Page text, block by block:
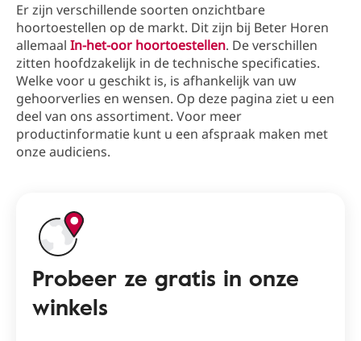
Er zijn verschillende soorten onzichtbare
hoortoestellen op de markt. Dit zijn bij Beter Horen
allemaal In-het-oor hoortoestellen. De verschillen
zitten hoofdzakelijk in de technische specificaties.
Welke voor u geschikt is, is afhankelijk van uw
gehoorverlies en wensen. Op deze pagina ziet u een
deel van ons assortiment. Voor meer
productinformatie kunt u een afspraak maken met
onze audiciens.
Probeer ze gratis in onze
winkels